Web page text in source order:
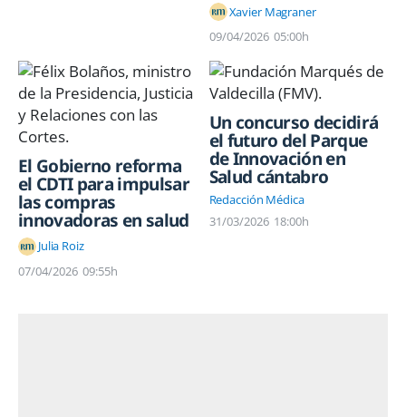
Xavier Magraner
09/04/2026 05:00h
El Gobierno reforma
el CDTI para impulsar
las compras
innovadoras en salud
Julia Roiz
07/04/2026 09:55h
Un concurso decidirá
el futuro del Parque
de Innovación en
Salud cántabro
Redacción Médica
31/03/2026 18:00h